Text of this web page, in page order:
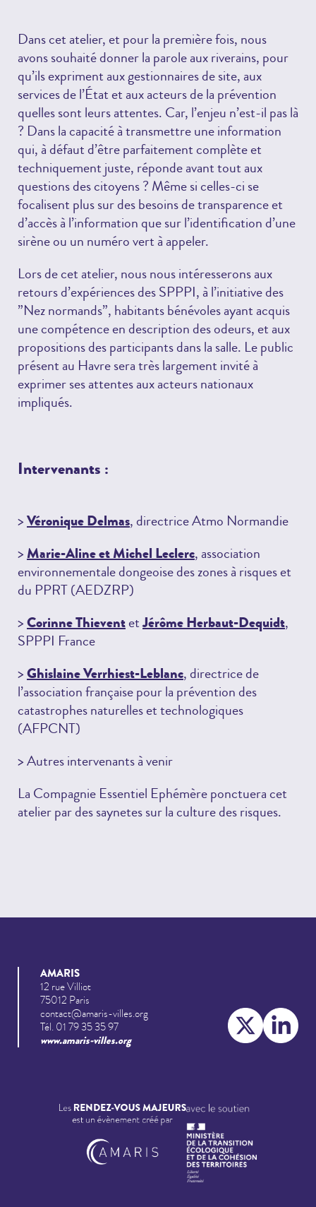
Dans cet atelier, et pour la première fois, nous
avons souhaité donner la parole aux riverains, pour
qu’ils expriment aux gestionnaires de site, aux
services de l’État et aux acteurs de la prévention
quelles sont leurs attentes. Car, l’enjeu n’est-il pas là
? Dans la capacité à transmettre une information
qui, à défaut d’être parfaitement complète et
techniquement juste, réponde avant tout aux
questions des citoyens ? Même si celles-ci se
focalisent plus sur des besoins de transparence et
d’accès à l’information que sur l’identification d’une
sirène ou un numéro vert à appeler.
Lors de cet atelier, nous nous intéresserons aux
retours d’expériences des SPPPI, à l’initiative des
”Nez normands”, habitants bénévoles ayant acquis
une compétence en description des odeurs, et aux
propositions des participants dans la salle. Le public
présent au Havre sera très largement invité à
exprimer ses attentes aux acteurs nationaux
impliqués.
Intervenants :
>Véronique Delmas, directrice Atmo Normandie
>Marie-Aline et Michel Leclerc, association
environnementale dongeoise des zones à risques et
du PPRT (AEDZRP)
>Corinne ThieventetJérôme Herbaut-Dequidt,
SPPPI France
>Ghislaine Verrhiest-Leblanc, directrice de
l’association française pour la prévention des
catastrophes naturelles et technologiques
(AFPCNT)
> Autres intervenants à venir
La Compagnie Essentiel Ephémère ponctuera cet
atelier par des saynetes sur la culture des risques.
AMARIS
12 rue Villiot
75012 Paris
contact@amaris-villes.org
Tél. 01 79 35 35 97
www.amaris-villes.org